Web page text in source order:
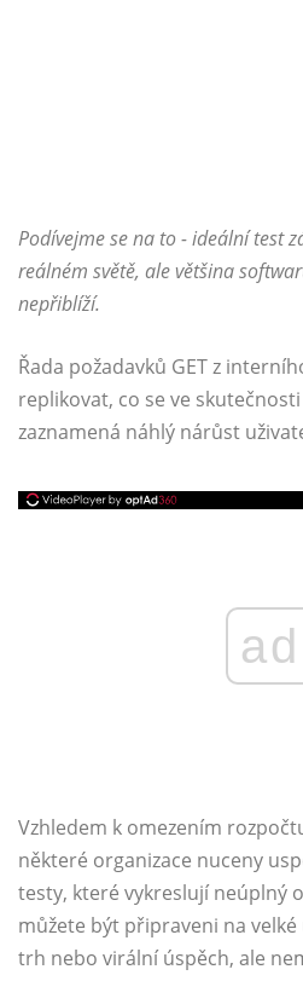
Podívejme se na to - ideální test
reálném světě, ale většina
nepřiblíží.
Řada požadavků GET z
replikovat, co se ve
zaznamená náhlý nárůst
ad
Vzhledem k omezením
některé organizace nuceny
testy, které vykreslují neúplný
můžete být připraveni na
trh nebo virální úspěch, ale